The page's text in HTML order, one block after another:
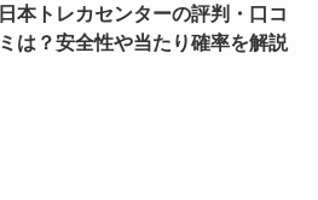
日本トレカセンターの評判・口コ
ミは？安全性や当たり確率を解説